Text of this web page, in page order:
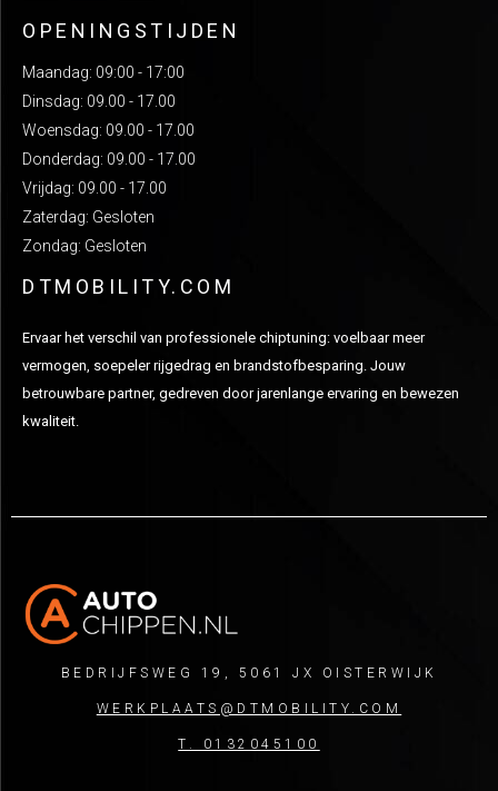
OPENINGSTIJDEN
Maandag: 09:00 - 17:00
Dinsdag: 09.00 - 17.00
Woensdag: 09.00 - 17.00
Donderdag: 09.00 - 17.00
Vrijdag: 09.00 - 17.00
Zaterdag: Gesloten
Zondag: Gesloten
DTMOBILITY.COM
Ervaar het verschil van professionele chiptuning: voelbaar meer
vermogen, soepeler rijgedrag en brandstofbesparing. Jouw
betrouwbare partner, gedreven door jarenlange ervaring en bewezen
kwaliteit.
BEDRIJFSWEG 19, 5061 JX OISTERWIJK
WERKPLAATS@DTMOBILITY.COM
T. 0132045100